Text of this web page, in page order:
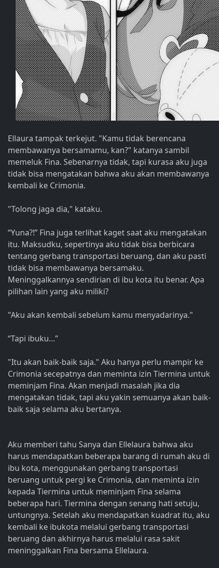
Ellaura tampak terkejut. "Kamu tidak berencana
membawanya bersamamu, kan?" katanya sambil
memeluk Fina. Sebenarnya tidak, tapi kurasa aku juga
tidak bisa mengatakan bahwa aku akan membawanya
kembali ke Crimonia.
"Tolong jaga dia," kataku.
“Yuna?!” Fina juga terlihat kaget saat aku mengatakan
itu. Maksudku, sepertinya aku tidak bisa berbicara
tentang gerbang transportasi beruang, dan aku pasti
tidak bisa membawanya bersamaku.
Meninggalkannya sendirian di ibu kota itu benar. Apa
pilihan lain yang aku miliki?
"Aku akan kembali sebelum kamu menyadarinya."
“Tapi ibuku…”
"Itu akan baik-baik saja." Aku hanya perlu mampir ke
Crimonia secepatnya dan meminta izin Tiermina untuk
meminjam Fina. Akan menjadi masalah jika dia
mengatakan tidak, tapi aku yakin semuanya akan baik-
baik saja selama aku bertanya.
Aku memberi tahu Sanya dan Ellelaura bahwa aku
harus mendapatkan beberapa barang di rumah aku di
ibu kota, menggunakan gerbang transportasi
beruang untuk pergi ke Crimonia, dan meminta izin
kepada Tiermina untuk meminjam Fina selama
beberapa hari. Tiermina dengan senang hati setuju,
untungnya. Setelah aku mendapatkan kuadrat itu, aku
kembali ke ibukota melalui gerbang transportasi
beruang dan akhirnya harus melalui rasa sakit
meninggalkan Fina bersama Ellelaura.